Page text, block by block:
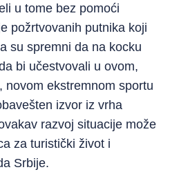
u tome bez pomoći
požrtvovanih putnika koji
su spremni da na kocku
bi učestvovali u ovom,
novom ekstremnom sportu
izvor iz vrha
razvoj situacije može
za turistički život i
Srbije.